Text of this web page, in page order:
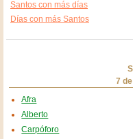
Santos con más días
Días con más Santos
7
Afra
Alberto
Carpóforo